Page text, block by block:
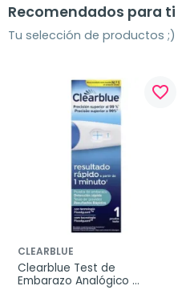
Recomendados para ti
Tu selección de productos ;)
favorite_border
CLEARBLUE
Clearblue Test de
Embarazo Analógico